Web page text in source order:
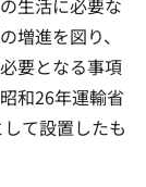
増進を図り、
要となる事項
和26年運輸省
て設置したも